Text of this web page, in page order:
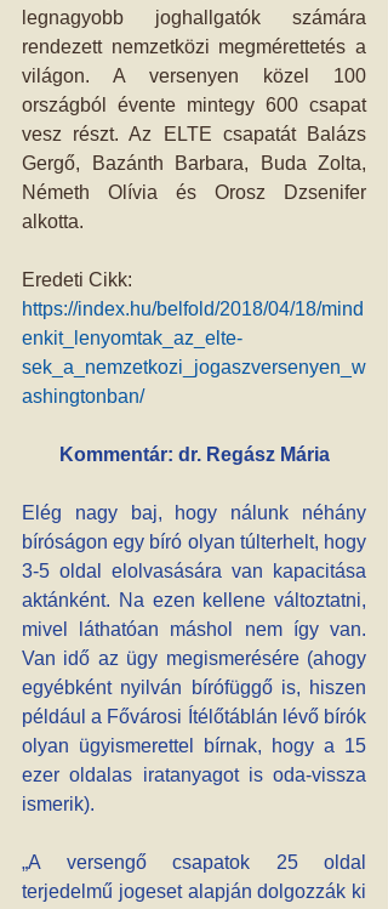
legnagyobb joghallgatók számára
rendezett nemzetközi megmérettetés a
világon. A versenyen közel 100
országból évente mintegy 600 csapat
vesz részt. Az ELTE csapatát Balázs
Gergő, Bazánth Barbara, Buda Zolta,
Németh Olívia és Orosz Dzsenifer
alkotta.
Eredeti Cikk:
https://index.hu/belfold/2018/04/18/mind
enkit_lenyomtak_az_elte-
sek_a_nemzetkozi_jogaszversenyen_w
ashingtonban/
Kommentár: dr. Regász Mária
Elég nagy baj, hogy nálunk néhány
bíróságon egy bíró olyan túlterhelt, hogy
3-5 oldal elolvasására van kapacitása
aktánként. Na ezen kellene változtatni,
mivel láthatóan máshol nem így van.
Van idő az ügy megismerésére (ahogy
egyébként nyilván bírófüggő is, hiszen
például a Fővárosi Ítélőtáblán lévő bírók
olyan ügyismerettel bírnak, hogy a 15
ezer oldalas iratanyagot is oda-vissza
ismerik).
„A versengő csapatok 25 oldal
terjedelmű jogeset alapján dolgozzák ki